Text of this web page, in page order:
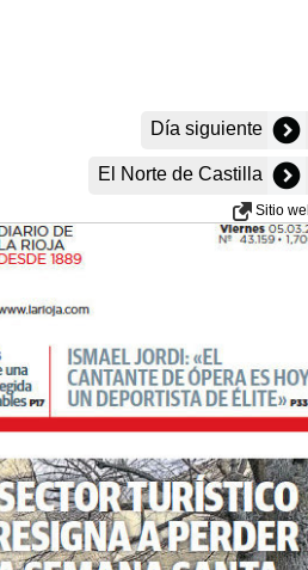
Día siguiente
El Norte de Castilla
Sitio